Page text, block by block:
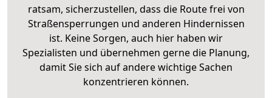
ratsam, sicherzustellen, dass die Route frei von
Straßensperrungen und anderen Hindernissen
ist. Keine Sorgen, auch hier haben wir
Spezialisten und übernehmen gerne die Planung,
damit Sie sich auf andere wichtige Sachen
konzentrieren können.